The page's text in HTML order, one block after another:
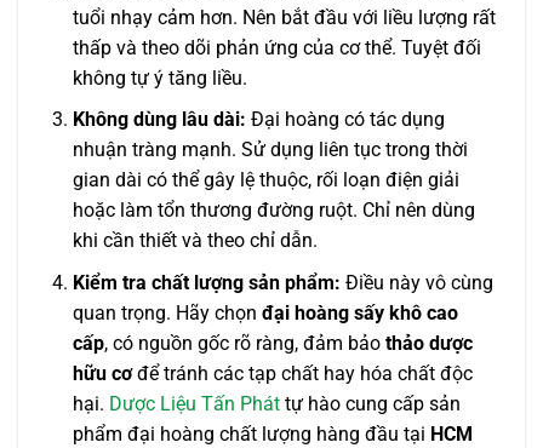
tuổi nhạy cảm hơn. Nên bắt đầu với liều lượng rất
thấp và theo dõi phản ứng của cơ thể. Tuyệt đối
không tự ý tăng liều.
Không dùng lâu dài: Đại hoàng có tác dụng
nhuận tràng mạnh. Sử dụng liên tục trong thời
gian dài có thể gây lệ thuộc, rối loạn điện giải
hoặc làm tổn thương đường ruột. Chỉ nên dùng
khi cần thiết và theo chỉ dẫn.
Kiểm tra chất lượng sản phẩm: Điều này vô cùng
quan trọng. Hãy chọn đại hoàng sấy khô cao
cấp, có nguồn gốc rõ ràng, đảm bảo thảo dược
hữu cơđể tránh các tạp chất hay hóa chất độc
hại. Dược Liệu Tấn Pháttự hào cung cấp sản
phẩm đại hoàng chất lượng hàng đầu tại HCM